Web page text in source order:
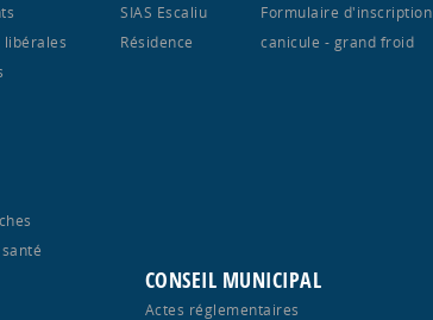
libérales
SIAS Escaliu
Résidence
Formulaire d'inscription
canicule - grand froid
CONSEIL MUNICIPAL
Actes réglementaires